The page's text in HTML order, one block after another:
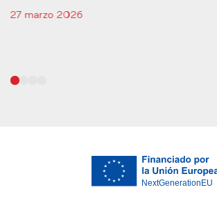
27 marzo 2026